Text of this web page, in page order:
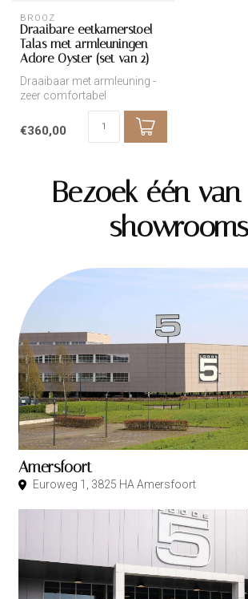
BROOZ
Draaibare eetkamerstoel
Talas met armleuningen –
Adore Oyster (set van 2)
Draaibaar met armleuning -
zeer comfortabel
€360,00
Bezoek één
showrooms
Amersfoort
Euroweg 1, 3825 HA Amersfoort